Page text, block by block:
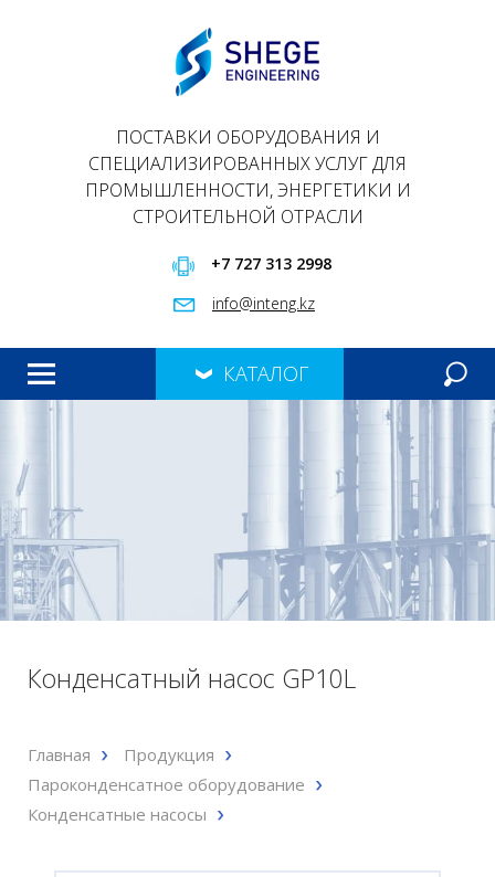
ПОСТАВКИ ОБОРУДОВАНИЯ И
СПЕЦИАЛИЗИРОВАННЫХ УСЛУГ ДЛЯ
ПРОМЫШЛЕННОСТИ, ЭНЕРГЕТИКИ И
СТРОИТЕЛЬНОЙ ОТРАСЛИ
+7 727 313 2998
info@inteng.kz
КАТАЛОГ
Конденсатный насос GP10L
Главная
Продукция
Пароконденсатное оборудование
Конденсатные насосы